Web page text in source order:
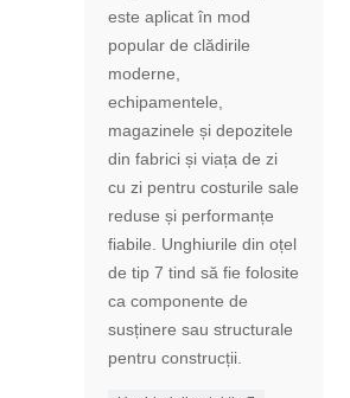
este aplicat în mod
popular de clădirile
moderne,
echipamentele,
magazinele și depozitele
din fabrici și viața de zi
cu zi pentru costurile sale
reduse și performanțe
fiabile. Unghiurile din oțel
de tip 7 tind să fie folosite
ca componente de
susținere sau structurale
pentru construcții.